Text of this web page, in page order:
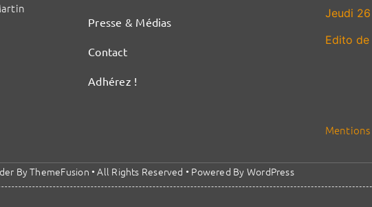
Presse & Médias
Contact
Adhérez !
Jeudi
Edito
ByThemeFusion • All Rights Reserved • Powered By WordPress